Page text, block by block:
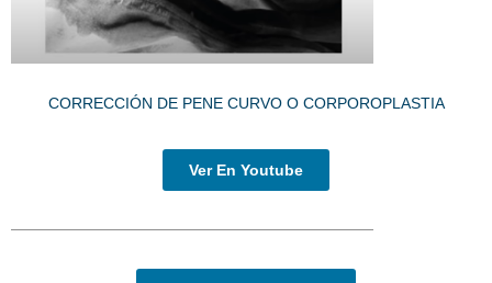
CORRECCIÓN DE PENE CURVO O CORPOROPLASTIA
Ver En Youtube